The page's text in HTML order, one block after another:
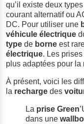
qu’il existe deux
courant alternatif ou
DC. Pour utiliser une
véhicule électrique
type de borne est
électrique. Les
plus adaptées pour la
À présent, voici les
la recharge des
La prise Green
dans une